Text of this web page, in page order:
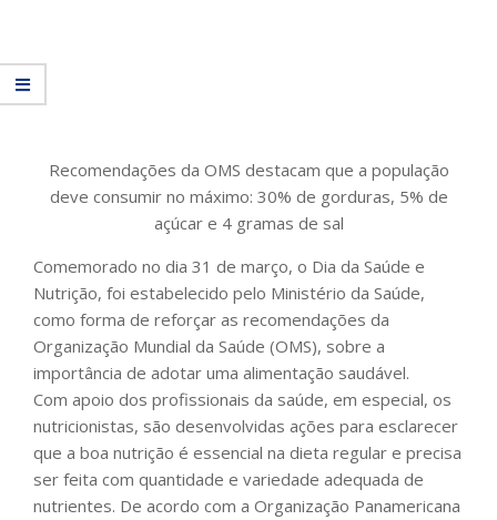
Recomendações da OMS destacam que a população
deve consumir no máximo: 30% de gorduras, 5% de
açúcar e 4 gramas de sal
Comemorado no dia 31 de março, o Dia da Saúde e
Nutrição, foi estabelecido pelo Ministério da Saúde,
como forma de reforçar as recomendações da
Organização Mundial da Saúde (OMS), sobre a
importância de adotar uma alimentação saudável.
Com apoio dos profissionais da saúde, em especial, os
nutricionistas, são desenvolvidas ações para esclarecer
que a boa nutrição é essencial na dieta regular e precisa
ser feita com quantidade e variedade adequada de
nutrientes. De acordo com a Organização Panamericana